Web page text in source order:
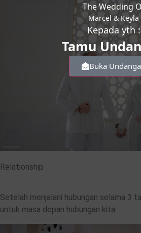
Relationship​
Setelah menjalani hubungan selama 3
untuk masa depan hubungan kita.
The Wedding
Marcel & Keyla
Kepada yth :
Tamu
Buka